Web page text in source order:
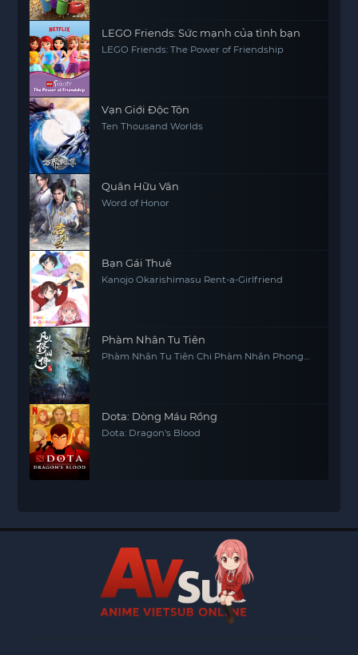
LEGO Friends: Sức mạnh của tình bạn
LEGO Friends: The Power of Friendship
Vạn Giới Độc Tôn
Ten Thousand Worlds
Quân Hữu Vân
Word of Honor
Bạn Gái Thuê
Kanojo Okarishimasu Rent-a-Girlfriend
Phàm Nhân Tu Tiên
Phàm Nhân Tu Tiên Chi Phàm Nhân Phong
Dota: Dòng Máu Rồng
Dota: Dragon's Blood